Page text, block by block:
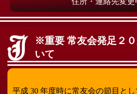
※重要 常友会発足２
いて
平成 30 年度時に常友会の節目と